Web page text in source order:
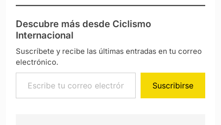
Descubre más desde Ciclismo
Internacional
Suscríbete y recibe las últimas entradas en tu correo
electrónico.
Escribe tu correo electrónico…
Suscribirse